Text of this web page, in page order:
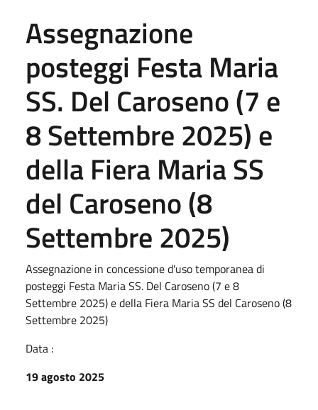
Assegnazione
posteggi Festa Maria
SS. Del Caroseno (7 e
8 Settembre 2025) e
della Fiera Maria SS
del Caroseno (8
Settembre 2025)
Assegnazione in concessione d'uso temporanea di
posteggi Festa Maria SS. Del Caroseno (7 e 8
Settembre 2025) e della Fiera Maria SS del Caroseno (8
Settembre 2025)
Data :
19 agosto 2025